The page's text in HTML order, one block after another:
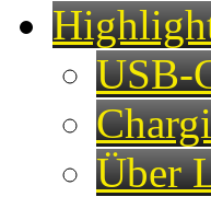
USB-
Über